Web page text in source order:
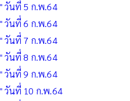
วันที่ 5 ก.พ.64
วันที่ 6 ก.พ.64
วันที่ 7 ก.พ.64
วันที่ 8 ก.พ.64
วันที่ 9 ก.พ.64
วันที่ 10 ก.พ.64